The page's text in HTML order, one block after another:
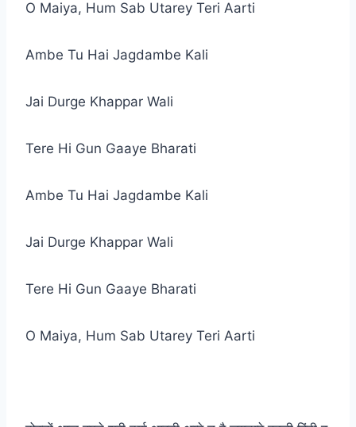
O Maiya, Hum Sab Utarey Teri Aarti
Ambe Tu Hai Jagdambe Kali
Jai Durge Khappar Wali
Tere Hi Gun Gaaye Bharati
Ambe Tu Hai Jagdambe Kali
Jai Durge Khappar Wali
Tere Hi Gun Gaaye Bharati
O Maiya, Hum Sab Utarey Teri Aarti